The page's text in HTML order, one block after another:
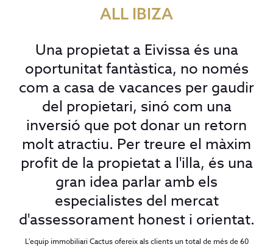
ALL IBIZA
Una propietat a Eivissa és una
oportunitat fantàstica, no només
com a casa de vacances per gaudir
del propietari, sinó com una
inversió que pot donar un retorn
molt atractiu. Per treure el màxim
profit de la propietat a l'illa, és una
gran idea parlar amb els
especialistes del mercat
d'assessorament honest i orientat.
L'equip immobiliari Cactus ofereix als clients un total de més de 60